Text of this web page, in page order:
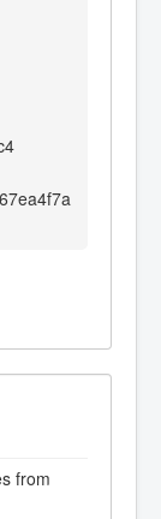
from